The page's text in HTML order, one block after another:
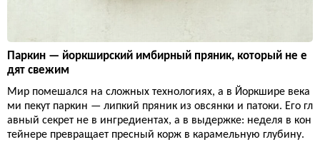
Паркин — йоркширский имбирный пряник, который не е
дят свежим
Мир помешался на сложных технологиях, а в Йоркшире века
ми пекут паркин — липкий пряник из овсянки и патоки. Его гл
авный секрет не в ингредиентах, а в выдержке: неделя в кон
тейнере превращает пресный корж в карамельную глубину.